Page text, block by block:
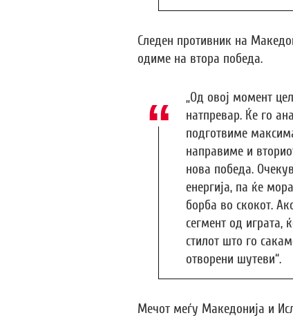
Следен противник на
одиме на втора победа.
„Од овој момент
натпревар. Ќе го
подготвиме
направиме и
нова победа.
енергија, па ќе
борба во скокот.
сегмент од играта,
стилот што го
отворени шутеви“.
Мечот меѓу Македонија и